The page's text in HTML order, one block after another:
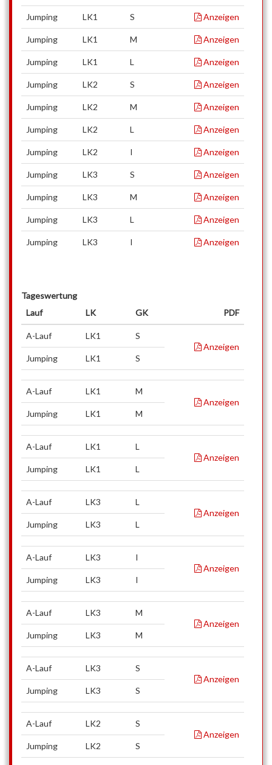
Jumping LK1 S Anzeigen
Jumping LK1 M Anzeigen
Jumping LK1 L Anzeigen
Jumping LK2 S Anzeigen
Jumping LK2 M Anzeigen
Jumping LK2 L Anzeigen
Jumping LK2 I Anzeigen
Jumping LK3 S Anzeigen
Jumping LK3 M Anzeigen
Jumping LK3 L Anzeigen
Jumping LK3 I Anzeigen
Tageswertung
Lauf
LK GK PDF
A-Lauf LK1
S
Anzeigen
Jumping
LK1 S
A-Lauf LK1
M
Anzeigen
Jumping
LK1 M
A-Lauf LK1
L
Anzeigen
Jumping
LK1 L
A-Lauf LK3
L
Anzeigen
Jumping
LK3 L
A-Lauf LK3
I
Anzeigen
Jumping
LK3 I
A-Lauf LK3
M
Anzeigen
Jumping
LK3 M
A-Lauf LK3
S
Anzeigen
Jumping
LK3 S
A-Lauf LK2
S
Anzeigen
Jumping
LK2 S